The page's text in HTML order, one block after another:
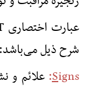
عبارت اختصاری
شرح ذیل می‌باشد:
igns
S
: علائم و